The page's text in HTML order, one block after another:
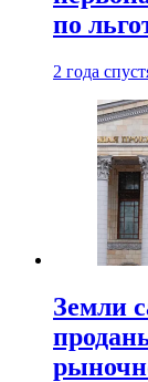
по
2 года
Земли